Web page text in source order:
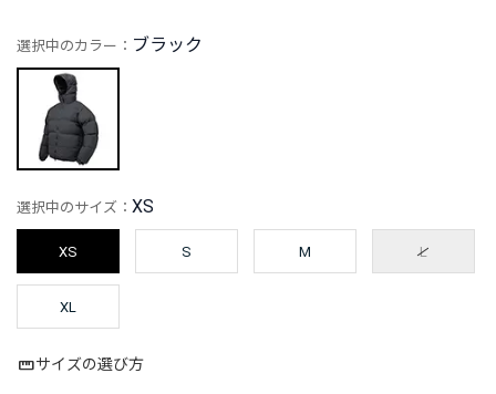
選択中のカラー： ブラック
選択中のサイズ： XS
XS S M L
XL
サイズの選び方